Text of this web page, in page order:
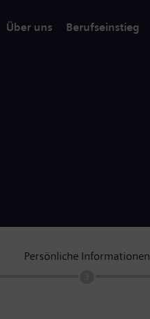
Über uns Berufseinstieg
Persönliche Informationen